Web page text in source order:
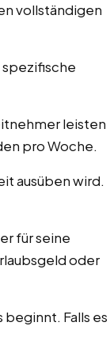
vollständigen
spezifische
leisten
pro Woche.
ausüben wird.
für seine
oder
Falls es